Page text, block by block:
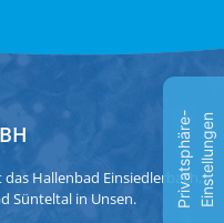
Hallenbad Einsiedlerbach,
Sünteltal in Unsen.
P
r
i
v
a
t
s
p
h
ä
r
e
-
E
i
n
s
t
e
l
l
u
n
g
en